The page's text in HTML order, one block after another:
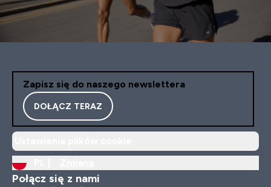
Zapisz się do naszego newslettera
DOŁĄCZ TERAZ
Połącz się z nami